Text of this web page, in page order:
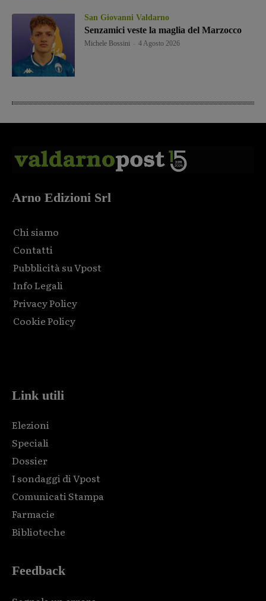
San Giovanni Valdarno
Senzamici veste la maglia del Marzocco
Michele Bossini 4 Agosto 2026
Arno Edizioni Srl
Chi siamo
Contatti
Pubblicità su Vpost
Info Legali
Privacy Policy
Cookie Policy
Link utili
Elezioni
Speciali
Dossier
I sondaggi di Vpost
Comunicati Stampa
Farmacie
Biblioteche
Feedback